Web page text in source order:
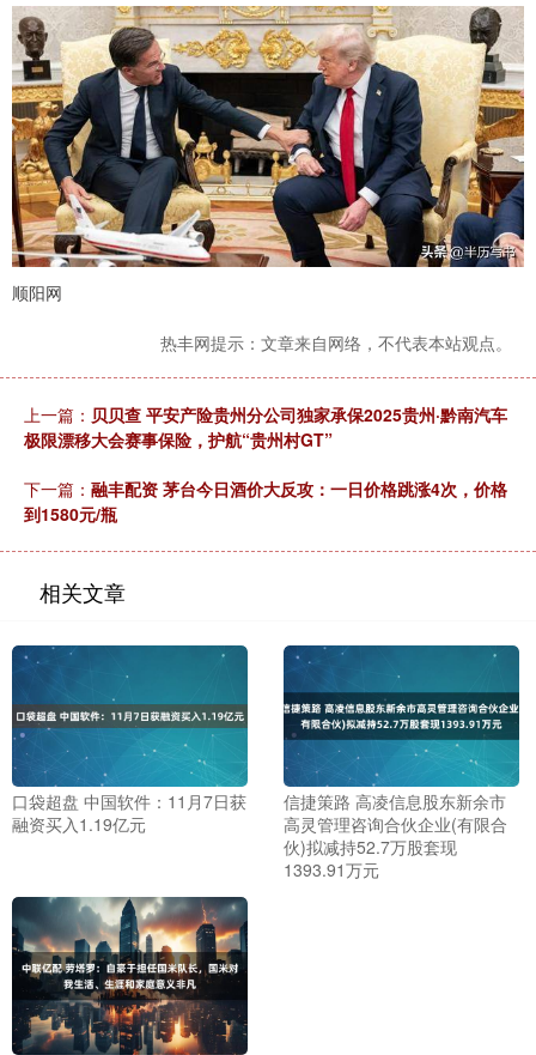
顺阳网
热丰网提示：文章来自网络，不代表本站观点。
上一篇： 贝贝查 平安产险贵州分公司独家承保2025贵州·黔南汽车
极限漂移大会赛事保险，护航“贵州村GT”
下一篇： 融丰配资 茅台今日酒价大反攻：一日价格跳涨4次，价格
到1580元/瓶
相关文章
口袋超盘 中国软件：11月7日获
融资买入1.19亿元
信捷策路 高凌信息股东新余市
高灵管理咨询合伙企业(有限合
伙)拟减持52.7万股套现
1393.91万元